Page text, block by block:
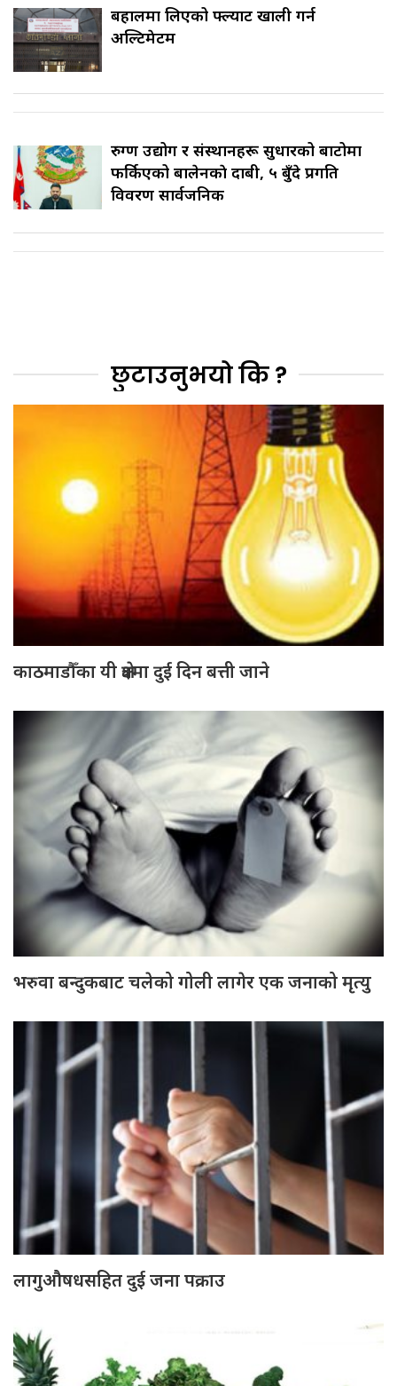
बहालमा लिएको फ्ल्याट खाली गर्न
अल्टिमेटम
रुग्ण उद्योग र संस्थानहरू सुधारको बाटोमा
फर्किएको बालेनकाे दाबी, ५ बुँदे प्रगति
विवरण सार्वजनिक
छुटाउनुभयो कि ?
काठमाडौँका यी क्षेत्रमा दुई दिन बत्ती जाने
भरुवा बन्दुकबाट चलेको गोली लागेर एक जनाको मृत्यु
लागुऔषधसहित दुई जना पक्राउ